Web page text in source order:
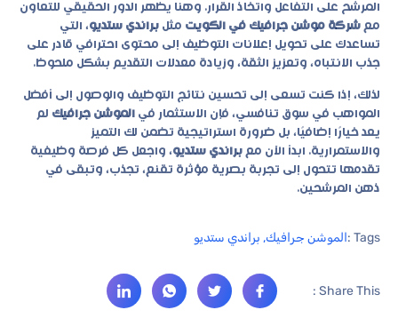
المرشح على التفاعل واتخاذ القرار. وهنا يظهر الدور الحقيقي للتعاون
مع شركة موشن جرافيك في الكويت مثل براندي ستديو، التي
تساعدك على تحويل إعلانات التوظيف إلى محتوى احترافي قادر على
جذب الانتباه، وتعزيز الثقة، وزيادة معدلات التقديم بشكل ملحوظ.
لذلك، إذا كنت تسعى إلى تحسين نتائج التوظيف والوصول إلى أفضل
المواهب في سوق تنافسي، فإن الاستثمار في الموشن جرافيك لم
يعد خيارًا إضافيًا، بل ضرورة استراتيجية تضمن لك التميز
والاستمرارية. ابدأ الآن مع براندي ستديو، واجعل كل فرصة وظيفية
تقدمها تتحول إلى تجربة بصرية مؤثرة تقنع، تجذب، وتبقى في
ذهن المرشحين.
Tags : الموشن جرافيك, براندي ستديو
Share This :